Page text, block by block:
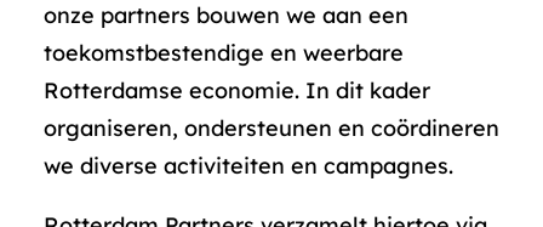
onze partners bouwen we aan een
toekomstbestendige en weerbare
Rotterdamse economie. In dit kader
organiseren, ondersteunen en coördineren
we diverse activiteiten en campagnes.